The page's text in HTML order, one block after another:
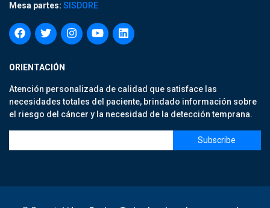
Mesa partes: SISDORE
ORIENTACIÓN
Atención personalizada de calidad que satisface las
necesidades totales del paciente, brindado información sobre
el riesgo del cáncer y la necesidad de la detección temprana.